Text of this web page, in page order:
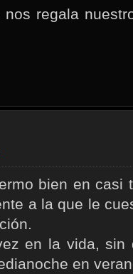
regala
bien en casi
a la que le
en la vida, sin
en